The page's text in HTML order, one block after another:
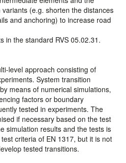
(e.g. shorten the distances
and anchoring) to increase road
in the standard RVS 05.02.31.
level approach consisting of
System transition
means of numerical simulations,
factors or boundary
tested in experiments. The
if necessary based on the test
simulation results and the tests is
criteria of EN 1317, but it is not
tested transitions.